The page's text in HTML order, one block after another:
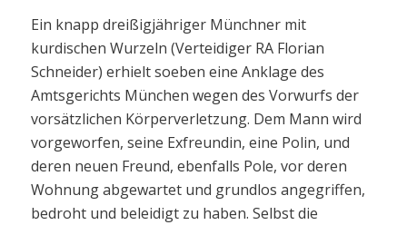
Ein knapp dreißigjähriger Münchner mit
kurdischen Wurzeln (Verteidiger RA Florian
Schneider) erhielt soeben eine Anklage des
Amtsgerichts München wegen des Vorwurfs der
vorsätzlichen Körperverletzung. Dem Mann wird
vorgeworfen, seine Exfreundin, eine Polin, und
deren neuen Freund, ebenfalls Pole, vor deren
Wohnung abgewartet und grundlos angegriffen,
bedroht und beleidigt zu haben. Selbst die